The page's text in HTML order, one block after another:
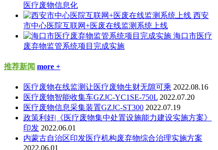
医疗废物信息化
西安
市中心医院互联网+医废在线监测系统上线
海口市医疗
废弃物监管系统项目完成实施
推荐新闻 more +
医疗废物在线监测让医疗废物生财无隙可乘 2022.08.16
医疗废物智能收集车GZJC-YC1SE-750L 2022.07.20
医疗废物信息采集装置GZJC-ST300 2022.07.19
政策利好|《医疗废物集中处置设施能力建设实施方案》
印发 2022.06.01
内蒙古自治区印发医疗机构废弃物综合治理实施方案
2022.06.01